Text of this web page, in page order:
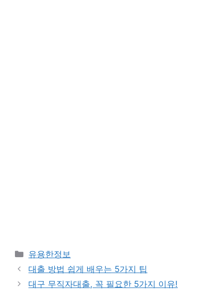
Categories
유용한정보
대출 방법 쉽게 배우는 5가지 팁
대구 무직자대출, 꼭 필요한 5가지 이유!